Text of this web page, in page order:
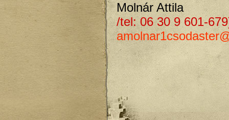
Molnár Attila
/tel: 06 30 9 601-